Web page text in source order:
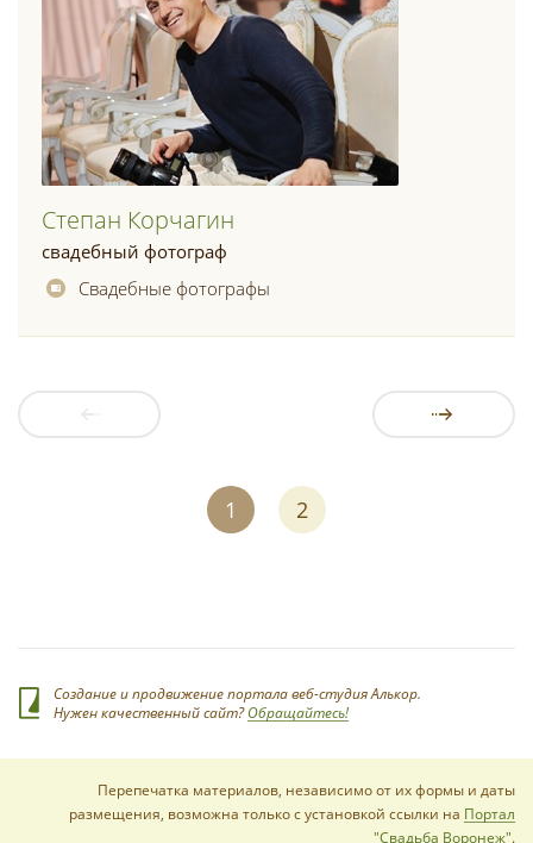
Степан Корчагин
свадебный фотограф
Свадебные фотографы
1 2
Создание и продвижение портала веб-студия Алькор.
Нужен качественный сайт?Обращайтесь!
Перепечатка материалов, независимо от их формы и даты
размещения, возможна только с установкой ссылки на Портал
"Свадьба Воронеж".